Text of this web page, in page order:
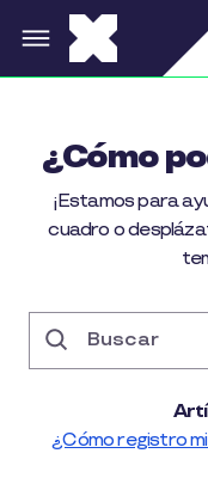
Pasar al contenido
¿Cómo
¡Estamos para
cuadro o
¿Cómo registro